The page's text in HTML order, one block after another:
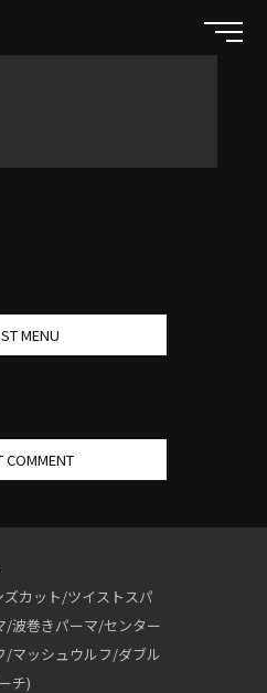
MENU
COMMENT
カット/ツイストスパ
/波巻きパーマ/センター
/マッシュウルフ/ダブル
チ)